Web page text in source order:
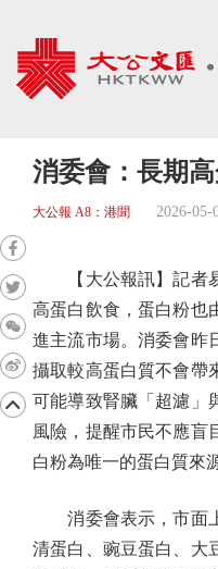
消委會：長期
大公報 A8：港聞 2026-05-
【大公報訊】記者易
高蛋白飲食，蛋白粉也
進主流市場。消委會昨
攝取較高蛋白質不會帶
可能導致腎臟「超濾」
風險，提醒市民不應盲
白粉為唯一的蛋白質來
消委會表示，市面上
清蛋白、豌豆蛋白、大